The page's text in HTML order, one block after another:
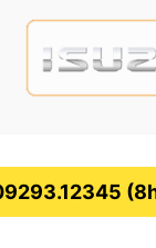
biến để có